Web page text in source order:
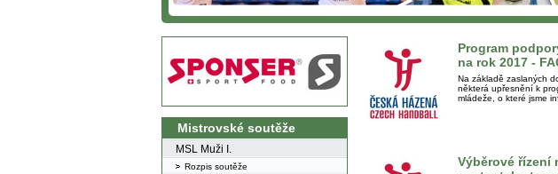
Mistrovské soutěže
MSL Muži I.
Rozpis soutěže
Program
na rok 2017 -
Na základě zaslaných
některá upřesnění k
mládeže, o které jsme
Výběrové řízení